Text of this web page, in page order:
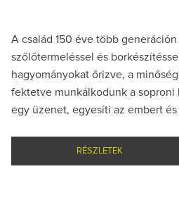
A család 150 éve több
szőlőtermeléssel és
hagyományokat őrizve, a
fektetve munkálkodunk a
egy üzenet, egyesíti az embert
RÉSZLETEK